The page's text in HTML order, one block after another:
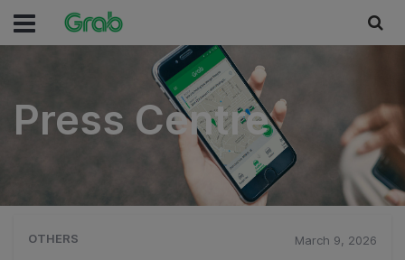
Press Centre
Press Centre
OTHERS March 9, 2026